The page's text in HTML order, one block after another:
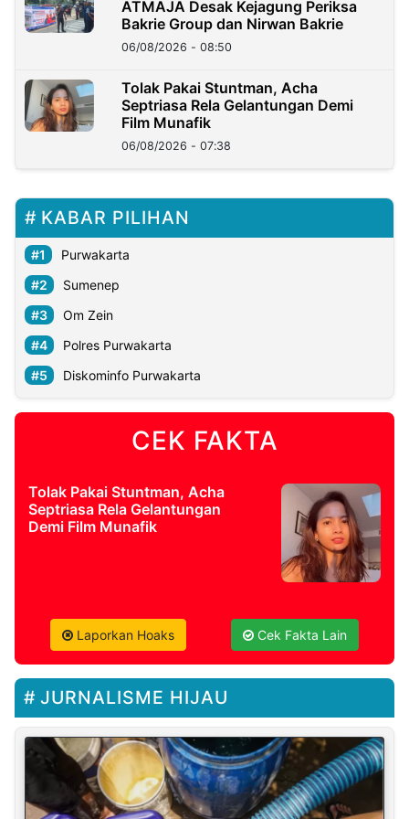
ATMAJA Desak Kejagung Periksa
Bakrie Group dan Nirwan Bakrie
06/08/2026 - 08:50
Tolak Pakai Stuntman, Acha
Septriasa Rela Gelantungan Demi
Film Munafik
06/08/2026 - 07:38
KABAR PILIHAN
Purwakarta
Sumenep
Om Zein
Polres Purwakarta
Diskominfo Purwakarta
CEK FAKTA
Tolak Pakai Stuntman, Acha
Septriasa Rela Gelantungan
Demi Film Munafik
Laporkan Hoaks Cek Fakta Lain
JURNALISME HIJAU